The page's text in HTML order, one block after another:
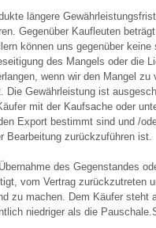
längere
Gegenüber Kaufleuten
können uns gegenüber
des Mangels oder die
wenn wir den Mangel
Gewährleistung ist
mit der Kaufsache oder
Export bestimmt sind und /
Bearbeitung zurückzuführen ist.
des Gegenstandes
vom Vertrag
zu machen. Dem Käufer
niedriger als die